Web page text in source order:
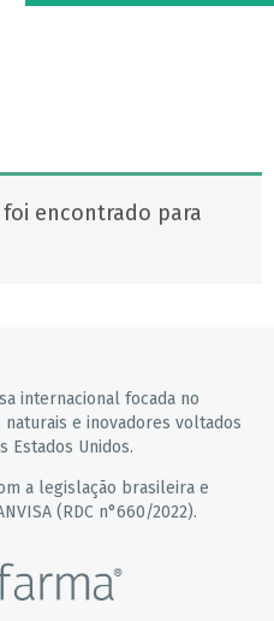
encontrado para
internacional focada no
e inovadores voltados
Estados Unidos.
a legislação brasileira e
(RDC n°660/2022).